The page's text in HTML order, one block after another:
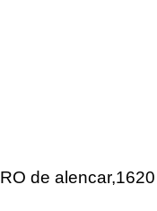
de